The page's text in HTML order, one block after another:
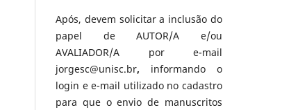
Após, devem solicitar a inclusão do
papel de AUTOR/A e/ou
AVALIADOR/A por e-mail
jorgesc@unisc.br, informando o
login e e-mail utilizado no cadastro
para que o envio de manuscritos